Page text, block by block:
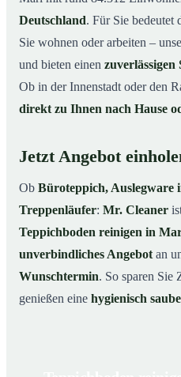
Deutschland. Für Sie bedeutet
Sie wohnen oder arbeiten –
und bieten einen zuverlässigen
Ob in der Innenstadt oder den
direkt zu Ihnen nach Hause
Jetzt Angebot
Ob Büroteppich, Auslegware
Treppenläufer: Mr. Cleaner
Teppichboden reinigen in
unverbindliches Angebot an
Wunschtermin. So sparen Sie
genießen eine hygienisch